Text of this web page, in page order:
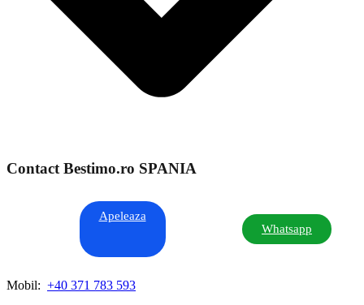
Contact Bestimo.ro SPANIA
Apeleaza
Whatsapp
Mobil: +40 371 783 593